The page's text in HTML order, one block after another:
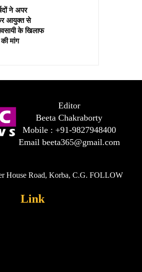
ने अपर
आयुक्त से
के खिलाफ
की मांग
Editor
Beeta Chakraborty
Mobile : +91-9827948400
Email beeta365@gmail.com
House Road, Korba, C.G. FOLLOW
Link